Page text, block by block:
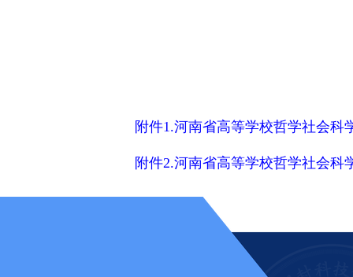
附件1.河南省高等学校哲学社会科
附件2.河南省高等学校哲学社会科